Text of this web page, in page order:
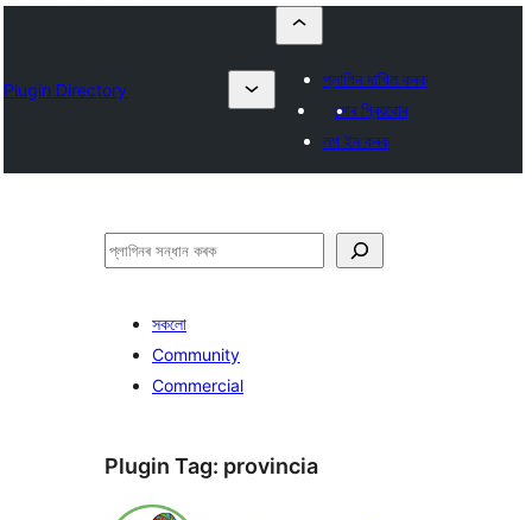
Plugin Directory
প্লাগিন দাখিল কৰক
মোৰ প্ৰিয়বোৰ
লগ ইন কৰক
সন্ধান
সকলো
Community
Commercial
Plugin Tag: provincia